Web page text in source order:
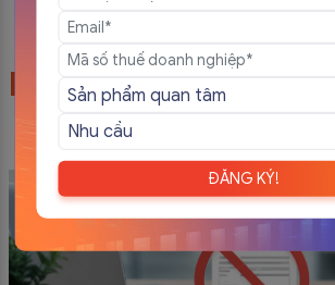
ĐĂNG KÝ!
Bài viết liên quan